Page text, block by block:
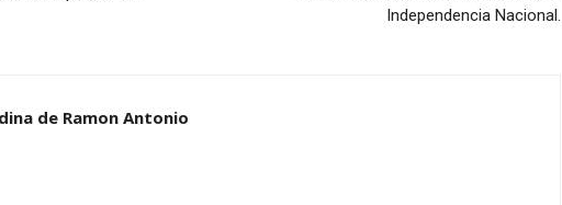
Independencia Nacional.
de Ramon Antonio